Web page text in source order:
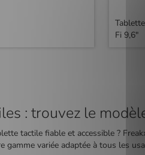
Fi 9,6"
: trouvez le
tactile fiable et accessible ?
gamme variée adaptée à tous les